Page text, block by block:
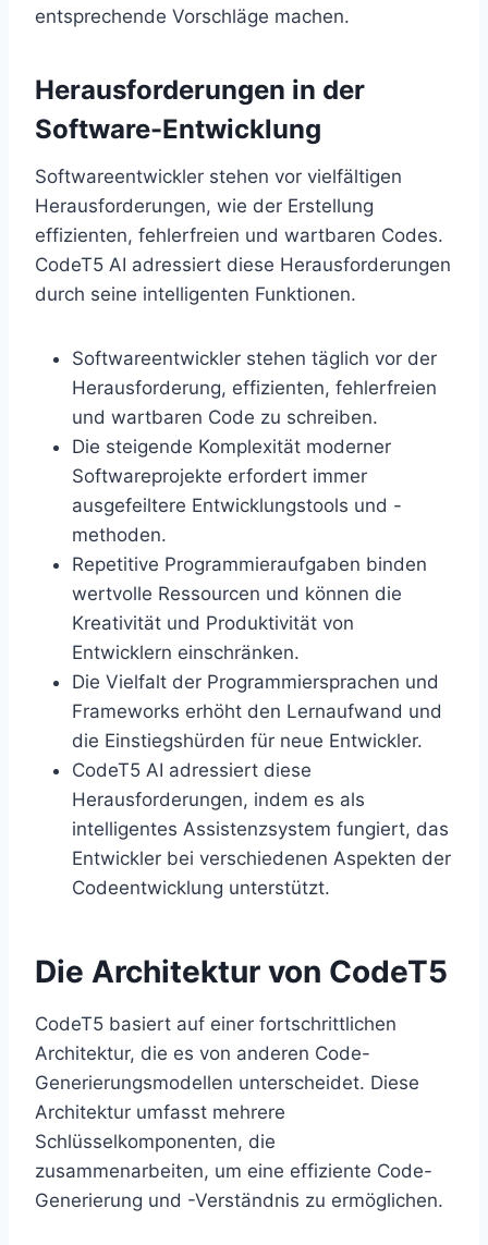
entsprechende Vorschläge machen.
Herausforderungen in der
Software-Entwicklung
Softwareentwickler stehen vor vielfältigen
Herausforderungen, wie der Erstellung
effizienten, fehlerfreien und wartbaren Codes.
CodeT5 AI adressiert diese Herausforderungen
durch seine intelligenten Funktionen.
Softwareentwickler stehen täglich vor der
Herausforderung, effizienten, fehlerfreien
und wartbaren Code zu schreiben.
Die steigende Komplexität moderner
Softwareprojekte erfordert immer
ausgefeiltere Entwicklungstools und -
methoden.
Repetitive Programmieraufgaben binden
wertvolle Ressourcen und können die
Kreativität und Produktivität von
Entwicklern einschränken.
Die Vielfalt der Programmiersprachen und
Frameworks erhöht den Lernaufwand und
die Einstiegshürden für neue Entwickler.
CodeT5 AI adressiert diese
Herausforderungen, indem es als
intelligentes Assistenzsystem fungiert, das
Entwickler bei verschiedenen Aspekten der
Codeentwicklung unterstützt.
Die Architektur von CodeT5
CodeT5 basiert auf einer fortschrittlichen
Architektur, die es von anderen Code-
Generierungsmodellen unterscheidet. Diese
Architektur umfasst mehrere
Schlüsselkomponenten, die
zusammenarbeiten, um eine effiziente Code-
Generierung und -Verständnis zu ermöglichen.